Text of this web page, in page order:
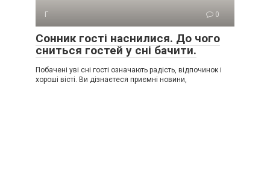
Г 0
Сонник гості наснилися. До чого
сниться гостей у сні бачити.
Побачені уві сні гості означають радість, відпочинок і
хороші вісті. Ви дізнаєтеся приємні новини,